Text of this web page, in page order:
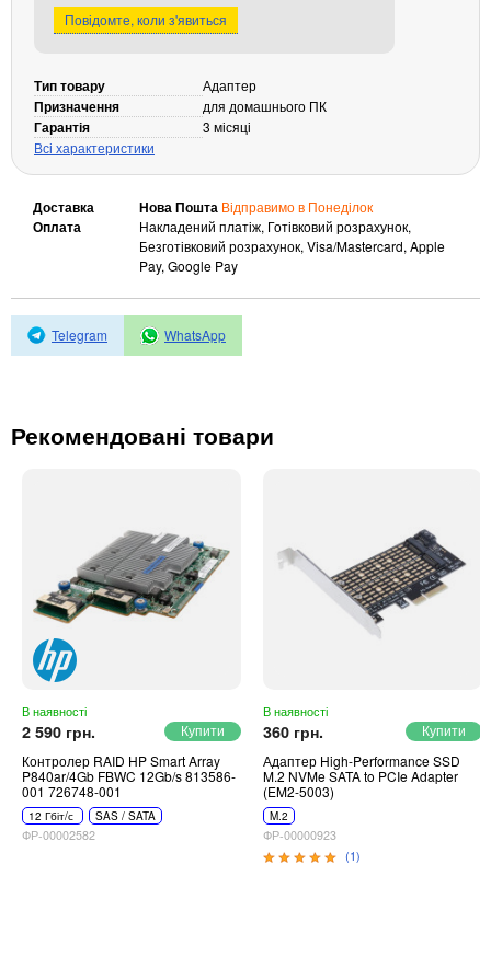
Кабелі та роз'єми
Хаби і кардридери
Фильтри та стабілізатори
Павербанки
Кабелі, роз'єми, перехідники
Аксесуари для ноутбуків
Акумулятори
Зовнішні блоки живлення
Периферійні пристрої
Монітори
Клавіатури, миші, комплекти
Акумулятори для ДБЖ
Повідомте, коли з'явиться
Тип товару Адаптер
Призначення для домашнього ПК
Гарантія
3 місяці
Всі характеристики
Доставка Нова Пошта Відправимо в Понеділок
Оплата
Накладений платіж, Готівковий розрахунок,
Безготівковий розрахунок, Visa/Mastercard, Apple
Pay, Google Pay
Telegram WhatsApp
Рекомендовані товари
В наявності
2 590 грн.
Контролер RAID HP Smart Array
P840ar/4Gb FBWC 12Gb/s 813586-
001 726748-001
12 Гбіт/с SAS / SATA
ФР-00002582
В наявності
360 грн.
Адаптер High-Performance SSD
M.2 NVMe SATA to PCIe Adapter
(EM2-5003)
M.2
ФР-00000923
(1)